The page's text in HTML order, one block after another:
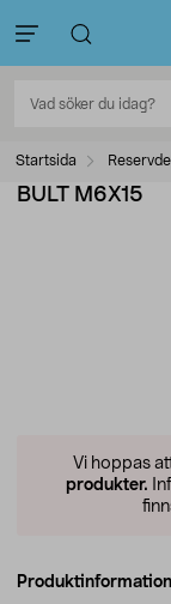
Startsida
BULT M6X15
Vi hoppas
produkter.
Produktinformation